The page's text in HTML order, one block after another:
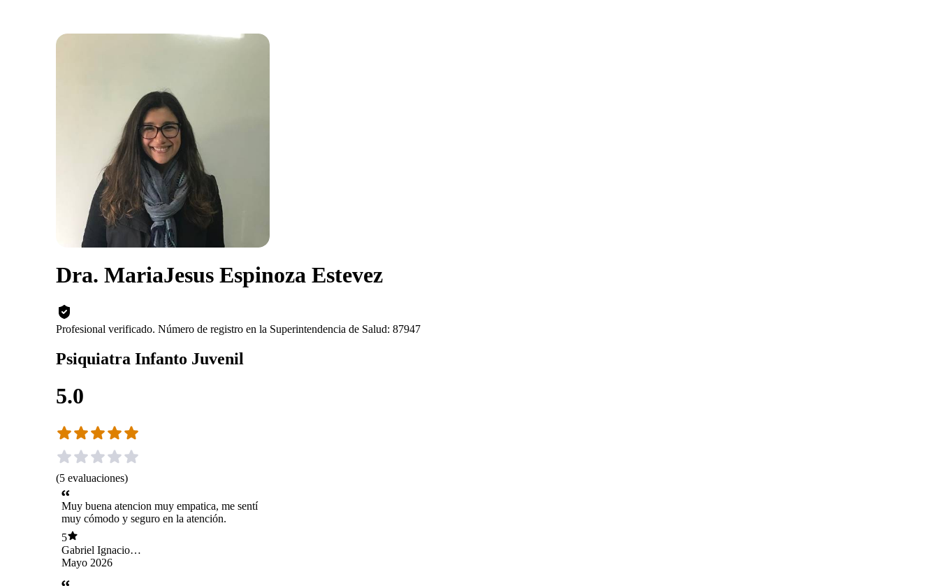
Dra. MariaJesus Espinoza Estevez
Profesional verificado. Número de registro en la Superintendencia de Salud: 87947
Psiquiatra Infanto Juvenil
5.0
(5 evaluaciones)
Muy buena atencion muy empatica, me sentí
muy cómodo y seguro en la atención.
5
Gabriel Ignacio
Jesús Sierra
Mayo 2026